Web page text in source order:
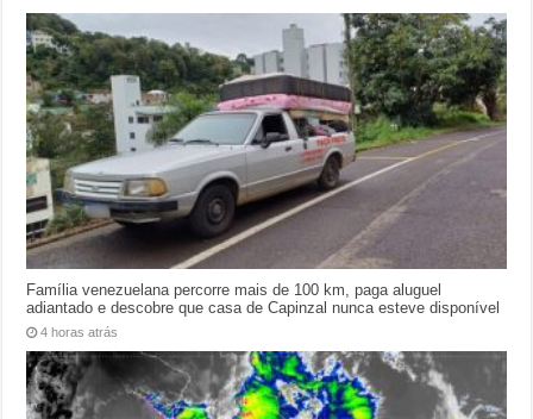
Família venezuelana percorre mais de 100 km, paga aluguel
adiantado e descobre que casa de Capinzal nunca esteve disponível
4 horas atrás